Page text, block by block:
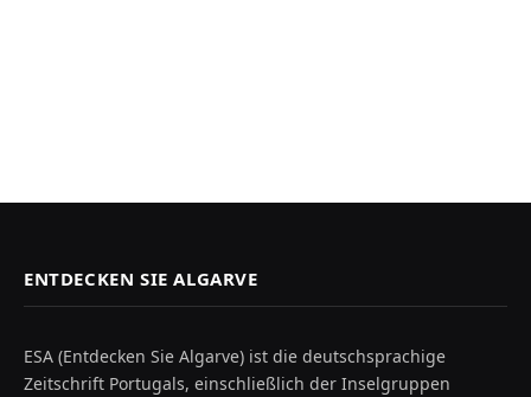
ENTDECKEN SIE ALGARVE
ESA (Entdecken Sie Algarve) ist die deutschsprachige
Zeitschrift Portugals, einschließlich der Inselgruppen